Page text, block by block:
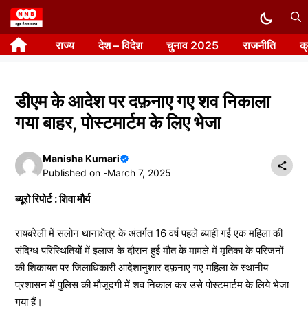
Skip
to
content राज्य देश – विदेश चुनाव 2025 राजनीति
डीएम के आदेश पर दफ़नाए गए शव निकाला
गया बाहर, पोस्टमार्टम के लिए भेजा
Manisha Kumari
Published on -March 7, 2025
ब्यूरो रिपोर्ट : शिवा मौर्य
रायबरेली में सलोन थानाक्षेत्र के अंतर्गत 16 वर्ष पहले ब्याही गई एक महिला की
संदिग्ध परिस्थितियों में इलाज के दौरान हुई मौत के मामले में मृतिका के परिजनों
की शिकायत पर जिलाधिकारी आदेशानुशार दफ़नाए गए महिला के स्थानीय
प्रशासन में पुलिस की मौजूदगी में शव निकाल कर उसे पोस्टमार्टम के लिये भेजा
गया हैं।